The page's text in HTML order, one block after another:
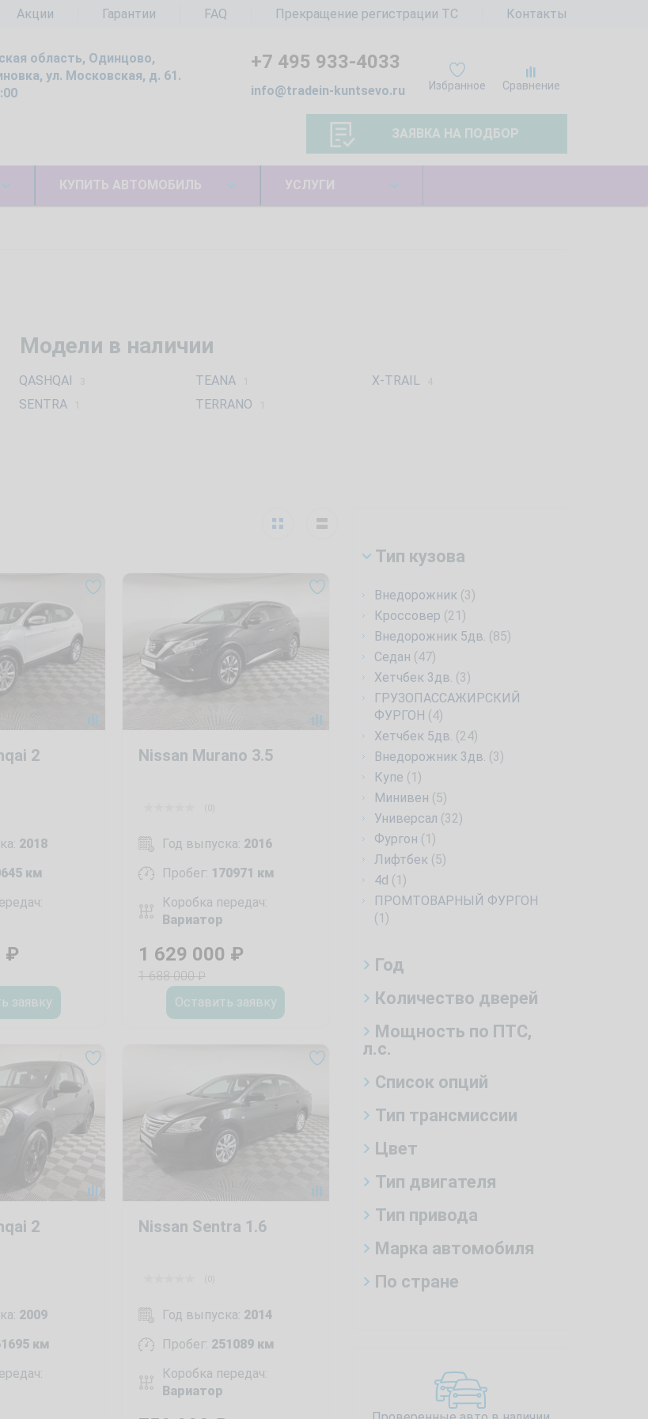
Акции Гарантии FAQ Прекращение регистрации ТС Контакты
область, Одинцово,
ул. Московская, д. 61.
Избранное Сравнение
+7 495 933-4033
info@tradein-kuntsevo.ru
ЗАЯВКА НА ПОДБОР
КУПИТЬ АВТОМОБИЛЬ УСЛУГИ
Модели в наличии
QASHQAI
SENTRA
TEANA
TERRANO
X-TRAIL
Тип кузова
Внедорожник (3)
Кроссовер (21)
Внедорожник 5дв. (85)
Седан (47)
Хетчбек 3дв. (3)
ГРУЗОПАССАЖИРСКИЙ
ФУРГОН (4)
Хетчбек 5дв. (24)
Внедорожник 3дв. (3)
Купе (1)
Минивен (5)
Универсал (32)
Фургон (1)
Лифтбек (5)
4d (1)
ПРОМТОВАРНЫЙ ФУРГОН
(1)
Год
Количество дверей
Мощность по ПТС,
л.с.
Список опций
Тип трансмиссии
Цвет
Тип двигателя
Тип привода
Марка автомобиля
По стране
2
2018
км
₽
заявку
Nissan Murano 3.5
Год выпуска: 2016
Пробег: 170971 км
Коробка передач:
Вариатор
1 629 000 ₽
1 688 000₽
Оставить заявку
2
2009
км
Nissan Sentra 1.6
Год выпуска: 2014
Пробег: 251089 км
Коробка передач:
Вариатор